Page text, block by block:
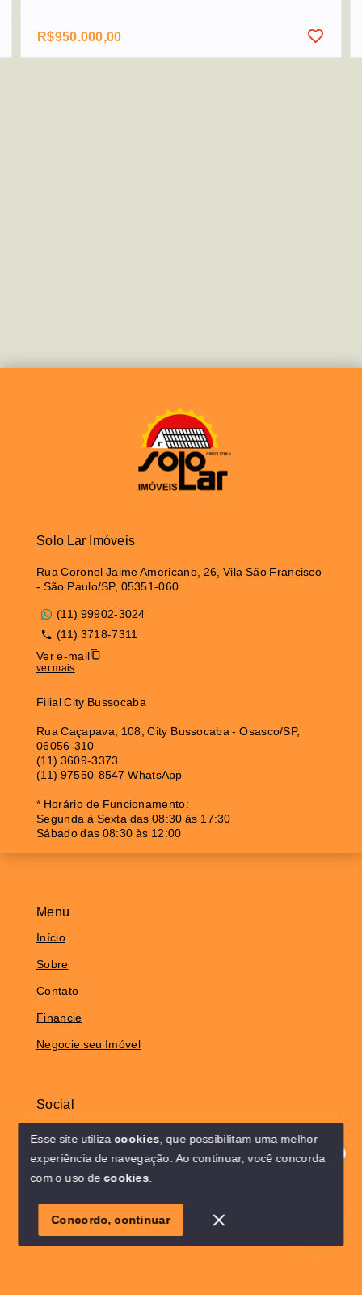
R$950.000,00
Olá! Estamos disponíveis para te ajudar.
Menu
Início
Sobre
Contato
Financie
Negocie seu Imóvel
Social
Solo Lar Imóveis
Rua Coronel Jaime Americano, 26, Vila São Francisco
- São Paulo/SP, 05351-060
(11) 99902-3024
(11) 3718-7311
Ver e-mail
ver mais
Filial City Bussocaba
Rua Caçapava, 108, City Bussocaba - Osasco/SP,
06056-310
(11) 3609-3373
(11) 97550-8547 WhatsApp
* Horário de Funcionamento:
Segunda à Sexta das 08:30 às 17:30
Sábado das 08:30 às 12:00
Esse site utilizacookies , que possibilitam uma melhor
experiência de navegação. Ao continuar, você concorda
com o uso decookies
Concordo, continuar